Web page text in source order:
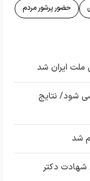
حضور پرشور مردم
ایران شد
شود/ نتایج
شد
شهادت دکتر